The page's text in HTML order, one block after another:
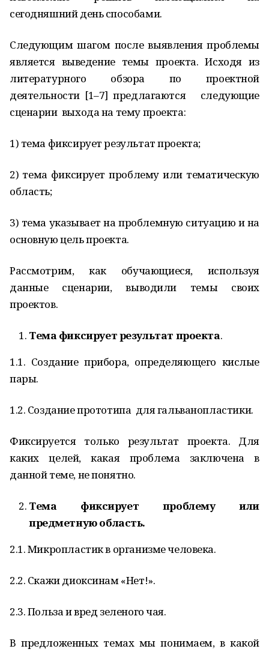
сегодняшний день способами.
Следующим шагом после выявления проблемы
является выведение темы проекта. Исходя из
литературного обзора по проектной
деятельности [1–7] предлагаются следующие
сценарии выхода на тему проекта:
1) тема фиксирует результат проекта;
2) тема фиксирует проблему или тематическую
область;
3) тема указывает на проблемную ситуацию и на
основную цель проекта.
Рассмотрим, как обучающиеся, используя
данные сценарии, выводили темы своих
проектов.
Тема фиксирует результат проекта.
1.1. Создание прибора, определяющего кислые
пары.
1.2. Создание прототипа для гальванопластики.
Фиксируется только результат проекта. Для
каких целей, какая проблема заключена в
данной теме, не понятно.
Тема фиксирует проблему или
предметную область.
2.1. Микропластик в организме человека.
2.2. Скажи диоксинам «Нет!».
2.3. Польза и вред зеленого чая.
В предложенных темах мы понимаем, в какой